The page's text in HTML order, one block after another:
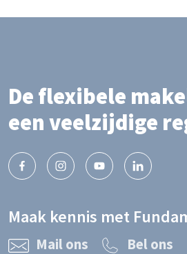
De flexibele
een veelzijdige
Maak kennis met
Mail ons Bel ons